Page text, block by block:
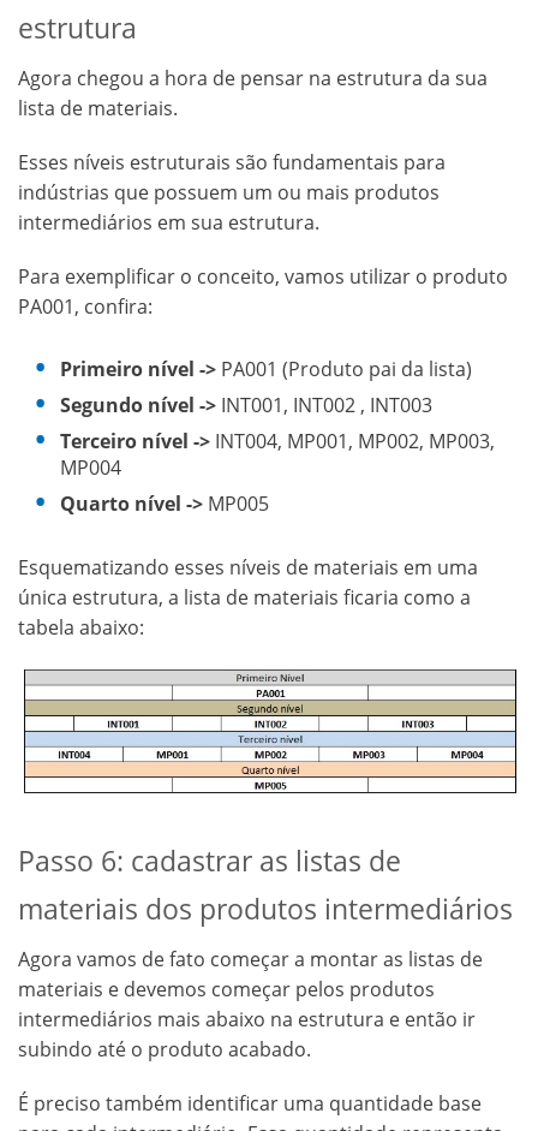
estrutura
Agora chegou a hora de pensar na estrutura da sua
lista de materiais.
Esses níveis estruturais são fundamentais para
indústrias que possuem um ou mais produtos
intermediários em sua estrutura.
Para exemplificar o conceito, vamos utilizar o produto
PA001, confira:
Primeiro nível -> PA001 (Produto pai da lista)
Segundo nível -> INT001, INT002 , INT003
Terceiro nível -> INT004, MP001, MP002, MP003,
MP004
Quarto nível -> MP005
Esquematizando esses níveis de materiais em uma
única estrutura, a lista de materiais ficaria como a
tabela abaixo:
Passo 6: cadastrar as listas de
materiais dos produtos intermediários
Agora vamos de fato começar a montar as listas de
materiais e devemos começar pelos produtos
intermediários mais abaixo na estrutura e então ir
subindo até o produto acabado.
É preciso também identificar uma quantidade base